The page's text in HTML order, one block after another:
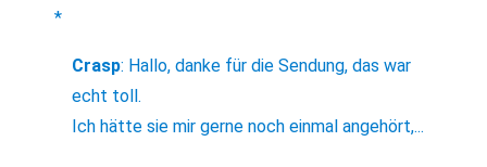
*
Crasp: Hallo, danke für die Sendung, das war
echt toll.
Ich hätte sie mir gerne noch einmal angehört,...